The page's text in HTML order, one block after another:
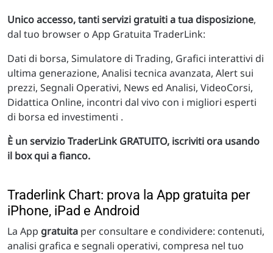
Unico accesso, tanti servizi gratuiti a tua disposizione,
dal tuo browser o App Gratuita TraderLink:
Dati di borsa, Simulatore di Trading, Grafici interattivi di
ultima generazione, Analisi tecnica avanzata, Alert sui
prezzi, Segnali Operativi, News ed Analisi, VideoCorsi,
Didattica Online, incontri dal vivo con i migliori esperti
di borsa ed investimenti .
È un servizio TraderLink GRATUITO, iscriviti ora usando
il box qui a fianco.
Traderlink Chart: prova la App gratuita per
iPhone, iPad e Android
La App gratuita per consultare e condividere: contenuti,
analisi grafica e segnali operativi, compresa nel tuo